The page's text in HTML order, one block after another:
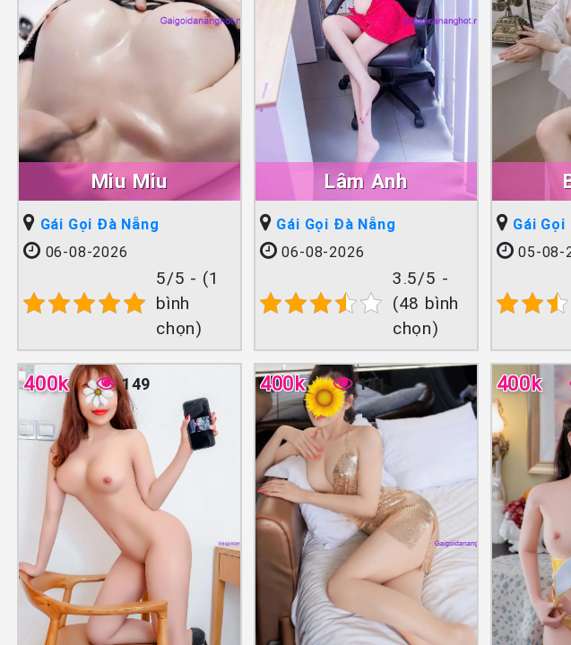
Miu Miu
Gái Gọi Đà Nẵng
06-08-2026
5/5 - (1
bình
chọn)
Lâm Anh
Gái Gọi Đà Nẵng
06-08-2026
3.5/5 -
(48 bình
chọn)
Gái Gọi
05-08-
400k 149 400k 141 400k